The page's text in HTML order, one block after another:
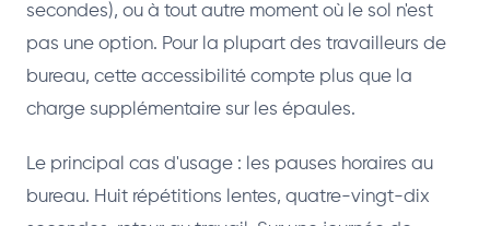
secondes), ou à tout autre moment où le sol n'est
pas une option. Pour la plupart des travailleurs de
bureau, cette accessibilité compte plus que la
charge supplémentaire sur les épaules.
Le principal cas d'usage : les pauses horaires au
bureau. Huit répétitions lentes, quatre-vingt-dix